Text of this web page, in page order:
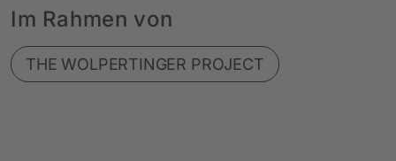
Im Rahmen von
THE WOLPERTINGER PROJECT